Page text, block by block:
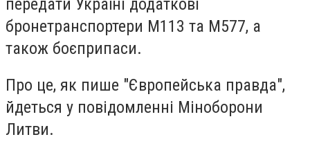
бронетранспортери M113 та M577, а
також боєприпаси.
Про це, як пише "Європейська правда",
йдеться у повідомленні Міноборони
Литви.